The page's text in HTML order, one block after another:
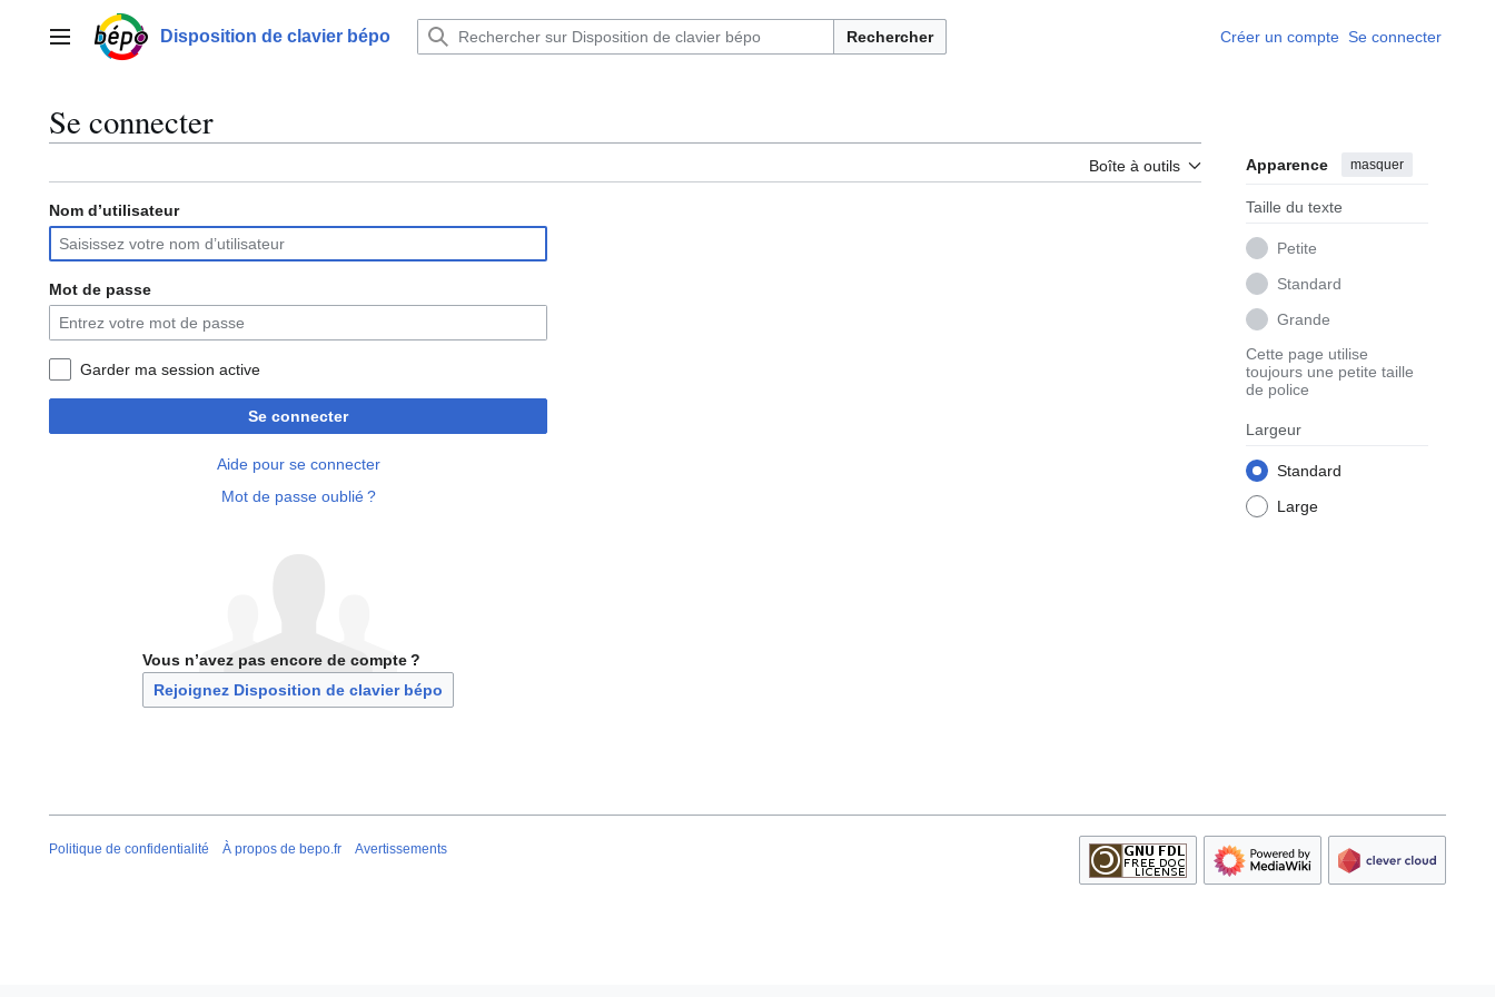
contenuMenu principalDisposition de clavier bépo Rechercher Créer un compte Se connecter
Se connecter
Boîte à outils Apparence masquer
Taille du texte
Petite
Standard
Grande
Cette page utilise
toujours une petite taille
de police
Largeur
Standard
Large
Nom d’utilisateur
Mot de passe
Garder ma session active
Se connecter
Aide pour se connecter
Mot de passe oublié ?
Vous n’avez pas encore de compte ?
Rejoignez Disposition de clavier bépo
Politique de confidentialité À propos de bepo.fr Avertissements